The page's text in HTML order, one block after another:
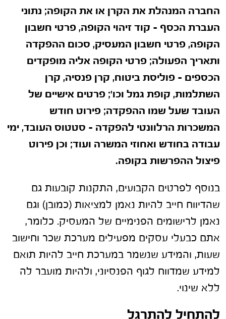
החברה המנהלת את הקרן או את הקופה; נתוני
העברת הכסף – קוד זיהוי הקופה, פרטי חשבון
הקופה, פרטי חשבון המעסיק, סכום ההפקדה
ותאריך הפעולה; פרטי הקופה אליה מופקדים
הכספים – פוליסת ביטוח, קרן פנסיה, קרן
השתלמות, קופת גמל וכו'; פרטים אישיים של
העובד שעל שמו ההפקדה; פירוט חודש
המשכרות הרלוונטי להפקדה – סטטוס העובד, ימי
עבודה בחודש ואחוזי המשרה ועוד; וכן פירוט
פיצול ההפרשות בקופה.
בנוסף לפרטים הקבועים, התקנות קובעות גם
שהדיווח חייב להיות נאמן למציאות (כמובן) וגם
נאמן לרישומים הפנימיים של המעסיק. כלומר,
אתם כבעלי עסקים מפעילים מערכת שכר וחישוב
שעות, והמידע שנשמר במערכת חייב להיות תואם
למידע שמדווח לגוף הפנסיוני, ולהיות מועבר לה
ללא שינוי.
להתחיל להתרגל